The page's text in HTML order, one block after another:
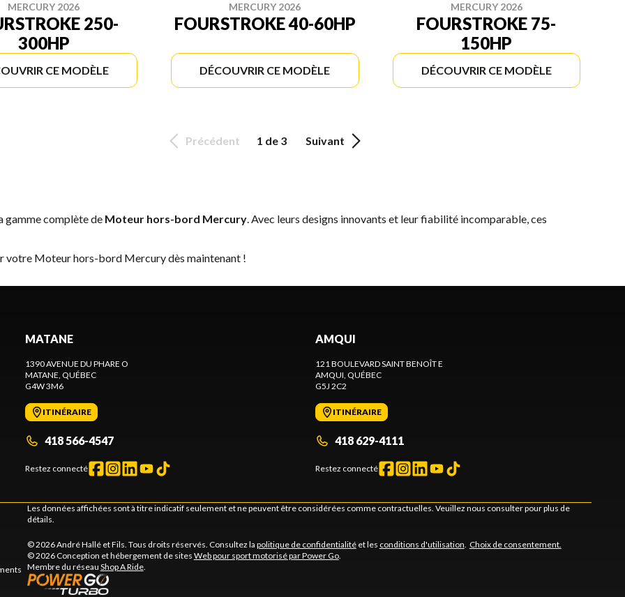
MERCURY 2026
250-
300HP
CE MODÈLE
MERCURY 2026
FOURSTROKE 40-60HP
DÉCOUVRIR CE MODÈLE
MERCURY 2026
FOURSTROKE 75-
150HP
DÉCOUVRIR CE MODÈLE
Précédent 1 de 3 Suivant
gamme complète de Moteur hors-bord Mercury. Avec leurs designs innovants et leur fiabilité incomparable, ces
votre Moteur hors-bord Mercury dès maintenant !
MATANE
1390 AVENUE DU PHARE O
MATANE, QUÉBEC
G4W 3M6
ITINÉRAIRE
418 566-4547
Restez connecté
AMQUI
121 BOULEVARD SAINT BENOÎT E
AMQUI, QUÉBEC
G5J 2C2
ITINÉRAIRE
418 629-4111
Restez connecté
Les données affichées sont à titre indicatif seulement et ne peuvent être considérées comme contractuelles. Veuillez nous consulter pour plus de
détails.
© 2026 André Hallé et Fils. Tous droits réservés. Consultez la politique de confidentialitéet les conditions d'utilisation. Choix de consentement.
© 2026 Conception et hébergement de sites Web pour sport motorisé par Power Go.
Membre du réseau Shop A Ride.